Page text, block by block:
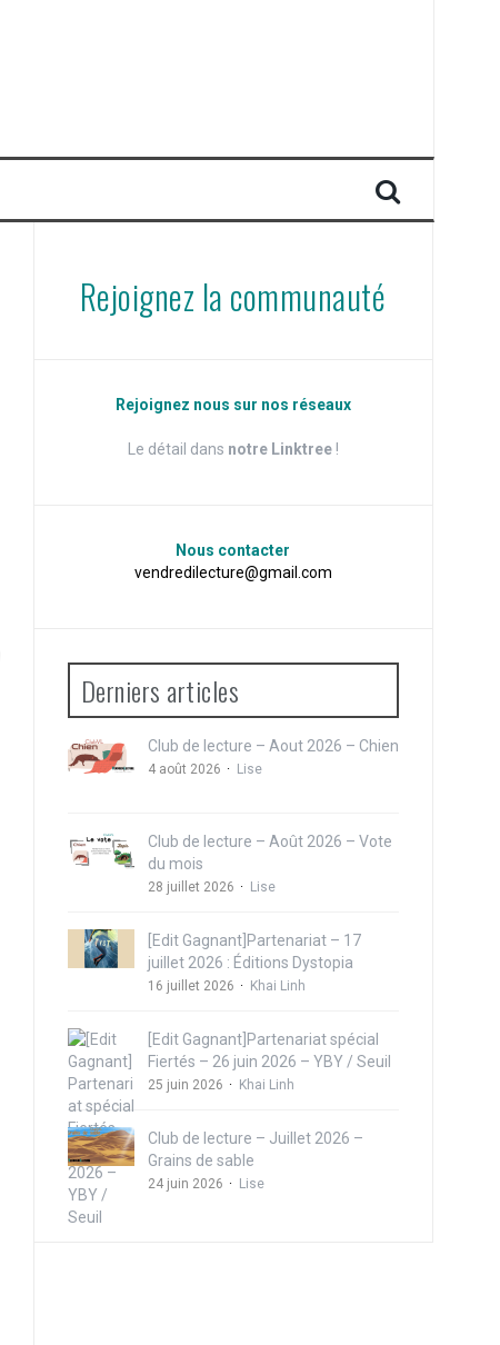
Rejoignez la communauté
Rejoignez nous sur nos réseaux
Le détail dans notre Linktree!
Nous contacter
vendredilecture@gmail.com
Derniers articles
Club de lecture – Aout 2026 – Chien
4 août 2026 Lise
Club de lecture – Août 2026 – Vote
du mois
28 juillet 2026 Lise
[Edit Gagnant]Partenariat – 17
juillet 2026 : Éditions Dystopia
16 juillet 2026 Khai Linh
[Edit Gagnant]Partenariat spécial
Fiertés – 26 juin 2026 – YBY / Seuil
25 juin 2026 Khai Linh
Club de lecture – Juillet 2026 –
Grains de sable
24 juin 2026 Lise